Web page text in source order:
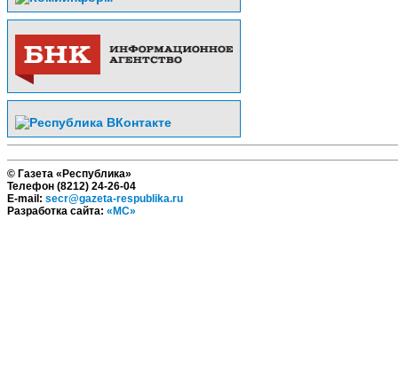
© Газета «Республика»
Телефон (8212) 24-26-04
E-mail: secr@gazeta-respublika.ru
Разработка сайта: «МС»